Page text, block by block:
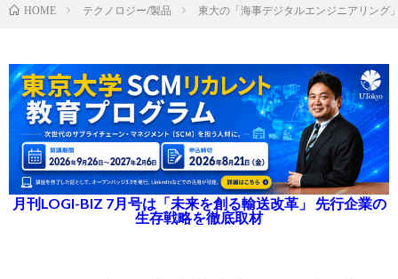
HOME テクノロジー/製品 東大の「海事デジタルエンジニアリング
月刊LOGI-BIZ 7月号は「未来を創る輸送改革」 先行企業の
生存戦略を徹底取材